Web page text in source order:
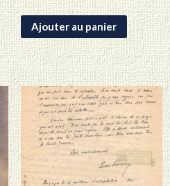
Ajouter au panier